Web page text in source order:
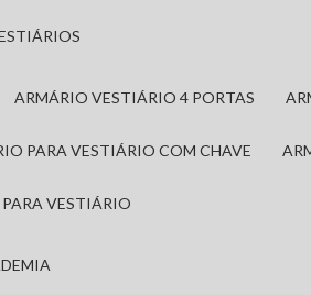
ARMÁRIO VESTIÁRIO 4 PORTAS
PARA VESTIÁRIO COM CHAVE
PARA VESTIÁRIO